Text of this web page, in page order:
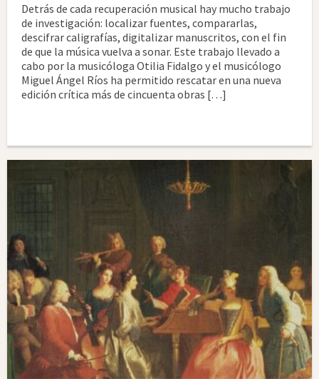
Detrás de cada recuperación musical hay mucho trabajo
de investigación: localizar fuentes, compararlas,
descifrar caligrafías, digitalizar manuscritos, con el fin
de que la música vuelva a sonar. Este trabajo llevado a
cabo por la musicóloga Otilia Fidalgo y el musicólogo
Miguel Ángel Ríos ha permitido rescatar en una nueva
edición crítica más de cincuenta obras […]